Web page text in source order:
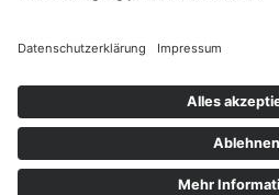
About
Datenschutzerklärung